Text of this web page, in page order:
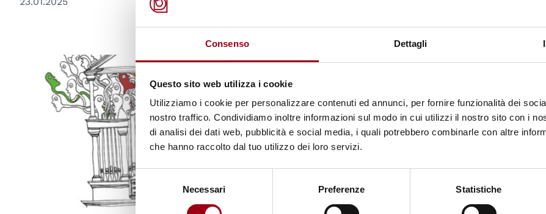
Consenso Dettagli
Questo sito web utilizza i cookie
Utilizziamo i cookie per personalizzare contenuti ed annunci, per fornire funzionalità dei
nostro traffico. Condividiamo inoltre informazioni sul modo in cui utilizzi il nostro sito con i
di analisi dei dati web, pubblicità e social media, i quali potrebbero combinarle con altre
che hanno raccolto dal tuo utilizzo dei loro servizi.
Selezione
del
consenso
Necessari Preferenze Statistiche
© Human Rights Centre